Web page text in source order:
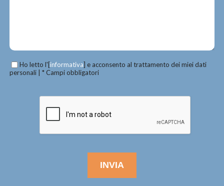
Ho letto l'[informativa] e acconsento al trattamento dei miei dati
personali | * Campi obbligatori